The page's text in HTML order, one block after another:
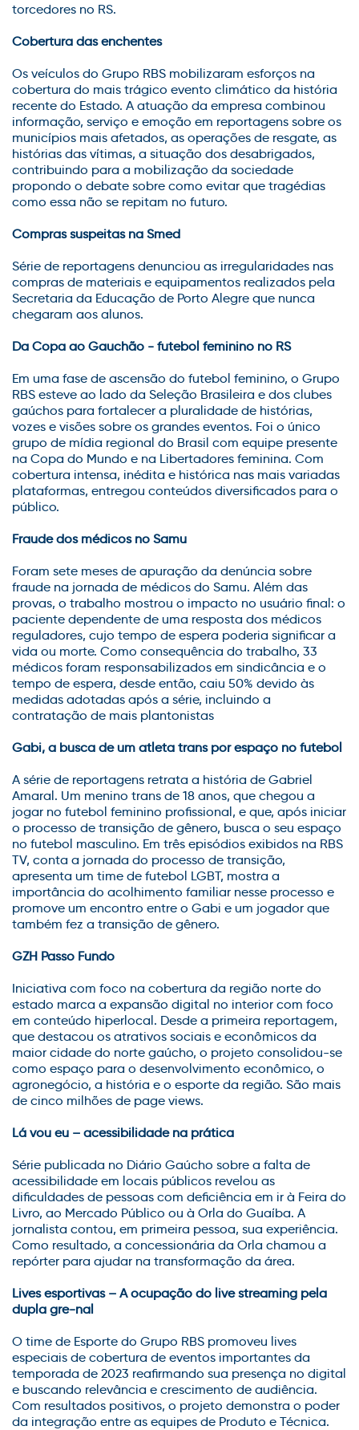
torcedores no RS.
Cobertura das enchentes
Os veículos do Grupo RBS mobilizaram esforços na
cobertura do mais trágico evento climático da história
recente do Estado. A atuação da empresa combinou
informação, serviço e emoção em reportagens sobre os
municípios mais afetados, as operações de resgate, as
histórias das vítimas, a situação dos desabrigados,
contribuindo para a mobilização da sociedade
propondo o debate sobre como evitar que tragédias
como essa não se repitam no futuro.
Compras suspeitas na Smed
Série de reportagens denunciou as irregularidades nas
compras de materiais e equipamentos realizados pela
Secretaria da Educação de Porto Alegre que nunca
chegaram aos alunos.
Da Copa ao Gauchão - futebol feminino no RS
Em uma fase de ascensão do futebol feminino, o Grupo
RBS esteve ao lado da Seleção Brasileira e dos clubes
gaúchos para fortalecer a pluralidade de histórias,
vozes e visões sobre os grandes eventos. Foi o único
grupo de mídia regional do Brasil com equipe presente
na Copa do Mundo e na Libertadores feminina. Com
cobertura intensa, inédita e histórica nas mais variadas
plataformas, entregou conteúdos diversificados para o
público.
Fraude dos médicos no Samu
Foram sete meses de apuração da denúncia sobre
fraude na jornada de médicos do Samu. Além das
provas, o trabalho mostrou o impacto no usuário final: o
paciente dependente de uma resposta dos médicos
reguladores, cujo tempo de espera poderia significar a
vida ou morte. Como consequência do trabalho, 33
médicos foram responsabilizados em sindicância e o
tempo de espera, desde então, caiu 50% devido às
medidas adotadas após a série, incluindo a
contratação de mais plantonistas
Gabi, a busca de um atleta trans por espaço no futebol
A série de reportagens retrata a história de Gabriel
Amaral. Um menino trans de 18 anos, que chegou a
jogar no futebol feminino profissional, e que, após iniciar
o processo de transição de gênero, busca o seu espaço
no futebol masculino. Em três episódios exibidos na RBS
TV, conta a jornada do processo de transição,
apresenta um time de futebol LGBT, mostra a
importância do acolhimento familiar nesse processo e
promove um encontro entre o Gabi e um jogador que
também fez a transição de gênero.
GZH Passo Fundo
Iniciativa com foco na cobertura da região norte do
estado marca a expansão digital no interior com foco
em conteúdo hiperlocal. Desde a primeira reportagem,
que destacou os atrativos sociais e econômicos da
maior cidade do norte gaúcho, o projeto consolidou-se
como espaço para o desenvolvimento econômico, o
agronegócio, a história e o esporte da região. São mais
de cinco milhões de page views.
Lá vou eu – acessibilidade na prática
Série publicada no Diário Gaúcho sobre a falta de
acessibilidade em locais públicos revelou as
dificuldades de pessoas com deficiência em ir à Feira do
Livro, ao Mercado Público ou à Orla do Guaíba. A
jornalista contou, em primeira pessoa, sua experiência.
Como resultado, a concessionária da Orla chamou a
repórter para ajudar na transformação da área.
Lives esportivas – A ocupação do live streaming pela
dupla gre-nal
O time de Esporte do Grupo RBS promoveu lives
especiais de cobertura de eventos importantes da
temporada de 2023 reafirmando sua presença no digital
e buscando relevância e crescimento de audiência.
Com resultados positivos, o projeto demonstra o poder
da integração entre as equipes de Produto e Técnica.